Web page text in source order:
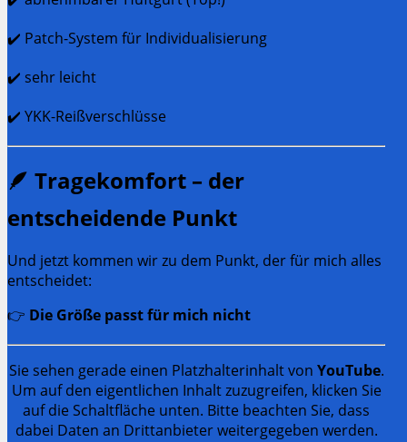
✔️ Patch-System für Individualisierung
✔️ sehr leicht
✔️ YKK-Reißverschlüsse
🪶 Tragekomfort – der
entscheidende Punkt
Und jetzt kommen wir zu dem Punkt, der für mich alles
entscheidet:
👉 Die Größe passt für mich nicht
Sie sehen gerade einen Platzhalterinhalt von YouTube.
Um auf den eigentlichen Inhalt zuzugreifen, klicken Sie
auf die Schaltfläche unten. Bitte beachten Sie, dass
dabei Daten an Drittanbieter weitergegeben werden.